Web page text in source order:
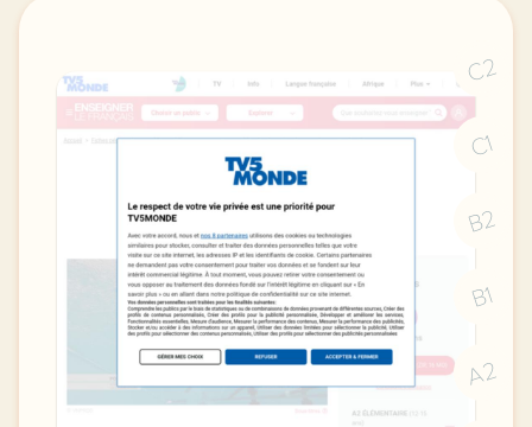
C2
C1
B2
B1
A2